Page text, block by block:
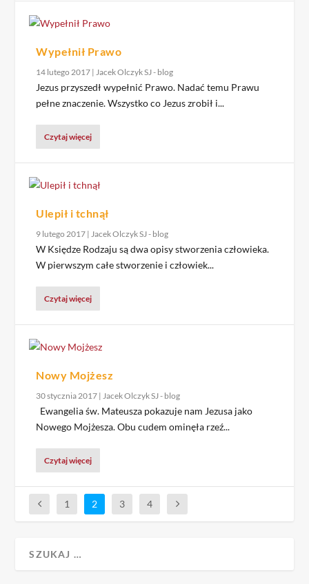
Wypełnił Prawo
14 lutego 2017 |Jacek Olczyk SJ - blog
Jezus przyszedł wypełnić Prawo. Nadać temu Prawu
pełne znaczenie. Wszystko co Jezus zrobił i...
Czytaj więcej
Ulepił i tchnął
9 lutego 2017 |Jacek Olczyk SJ - blog
W Księdze Rodzaju są dwa opisy stworzenia człowieka.
W pierwszym całe stworzenie i człowiek...
Czytaj więcej
Nowy Mojżesz
30 stycznia 2017 |Jacek Olczyk SJ - blog
Ewangelia św. Mateusza pokazuje nam Jezusa jako
Nowego Mojżesza. Obu cudem ominęła rzeź...
Czytaj więcej
1 2 3 4